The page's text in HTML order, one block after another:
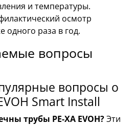
и температуры.
осмотр
одного раза в год.
вопросы
вопросы о
Smart Install
трубы PE-XA EVOH?Эти